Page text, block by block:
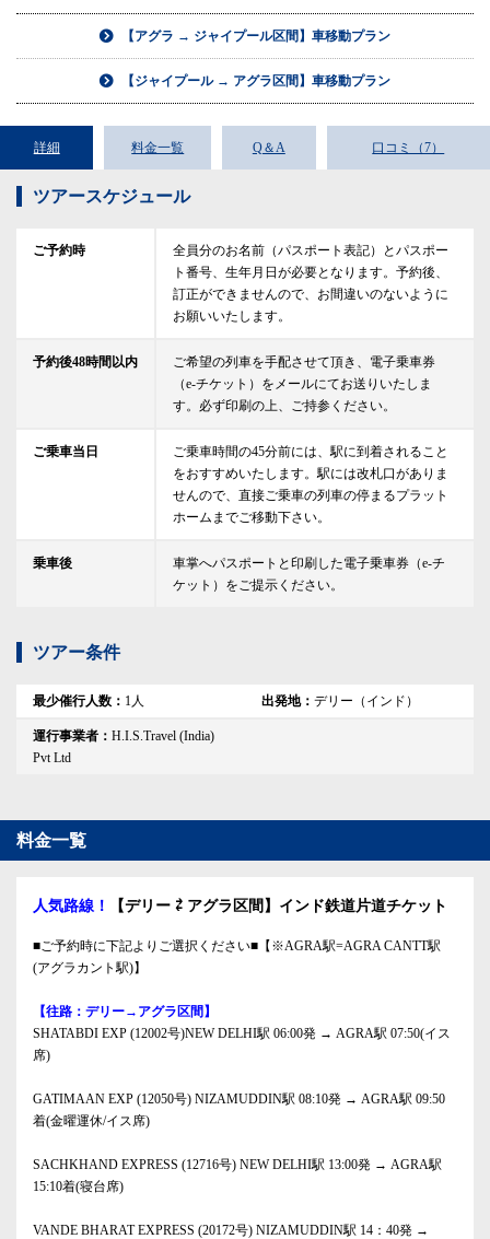
【アグラ → ジャイプール区間】車移動プラン
【ジャイプール → アグラ区間】車移動プラン
詳細 料金一覧 Q＆A 口コミ（7）
ツアースケジュール
ご予約時
全員分のお名前（パスポート表記）とパスポー
ト番号、生年月日が必要となります。予約後、
訂正ができませんので、お間違いのないように
お願いいたします。
予約後48時間以内
ご希望の列車を手配させて頂き、電子乗車券
（e-チケット）をメールにてお送りいたしま
す。必ず印刷の上、ご持参ください。
ご乗車当日
ご乗車時間の45分前には、駅に到着されること
をおすすめいたします。駅には改札口がありま
せんので、直接ご乗車の列車の停まるプラット
ホームまでご移動下さい。
乗車後
車掌へパスポートと印刷した電子乗車券（e-チ
ケット）をご提示ください。
ツアー条件
最少催行人数： 1 人 出発地： デリー （ インド ）
運行事業者： H.I.S.Travel (India)
Pvt Ltd
料金一覧
人気路線！ 【デリー ⇄ アグラ区間】インド鉄道片道チケット
■ご予約時に下記よりご選択ください■【※AGRA駅=AGRA CANTT駅
(アグラカント駅)】
【往路：デリー→アグラ区間】
SHATABDI EXP (12002号)NEW DELHI駅 06:00発 → AGRA駅 07:50(イス
席)
GATIMAAN EXP (12050号) NIZAMUDDIN駅 08:10発 → AGRA駅 09:50
着(金曜運休/イス席)
SACHKHAND EXPRESS (12716号) NEW DELHI駅 13:00発 → AGRA駅
15:10着(寝台席)
VANDE BHARAT EXPRESS (20172号) NIZAMUDDIN駅 14：40発 →